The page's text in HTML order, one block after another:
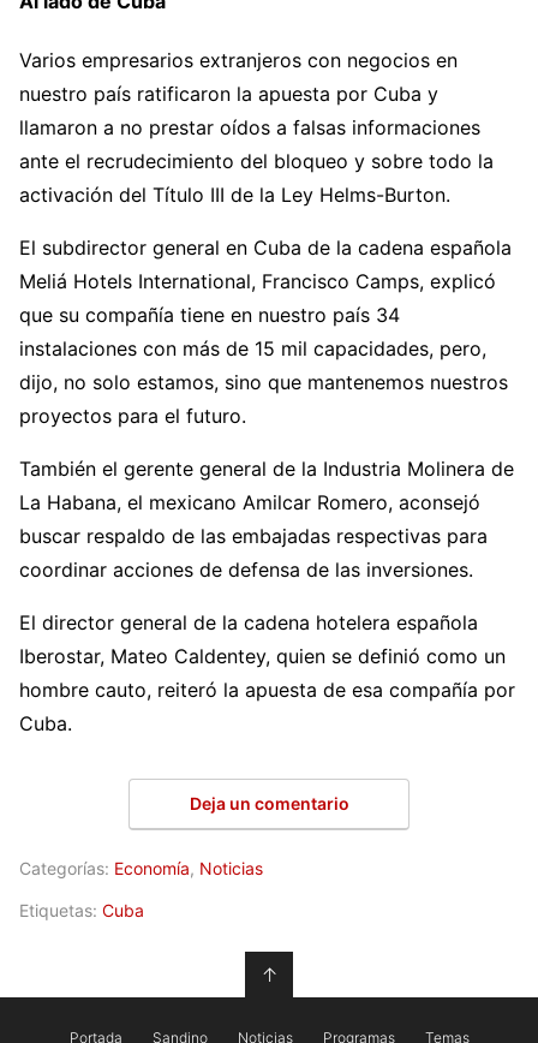
Varios empresarios extranjeros con negocios en
nuestro país ratificaron la apuesta por Cuba y
llamaron a no prestar oídos a falsas informaciones
ante el recrudecimiento del bloqueo y sobre todo la
activación del Título III de la Ley Helms-Burton.
El subdirector general en Cuba de la cadena española
Meliá Hotels International, Francisco Camps, explicó
que su compañía tiene en nuestro país 34
instalaciones con más de 15 mil capacidades, pero,
dijo, no solo estamos, sino que mantenemos nuestros
proyectos para el futuro.
También el gerente general de la Industria Molinera de
La Habana, el mexicano Amilcar Romero, aconsejó
buscar respaldo de las embajadas respectivas para
coordinar acciones de defensa de las inversiones.
El director general de la cadena hotelera española
Iberostar, Mateo Caldentey, quien se definió como un
hombre cauto, reiteró la apuesta de esa compañía por
Cuba.
Deja un comentario
Categorías: Economía, Noticias
Etiquetas: Cuba
↑
Portada Sandino Noticias Programas Temas